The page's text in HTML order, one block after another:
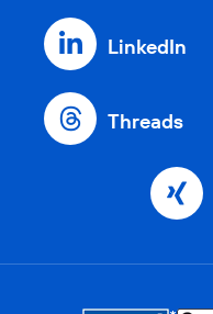
LinkedIn
Threads